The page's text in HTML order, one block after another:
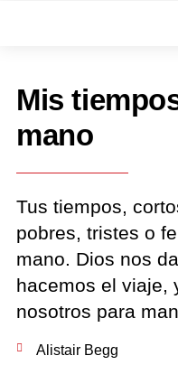
Mis
mano
Tus tiempos,
pobres, tristes o
mano. Dios nos
hacemos el viaje,
nosotros para
Alistair Begg